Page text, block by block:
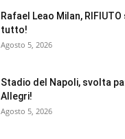
Rafael Leao Milan,
tutto!
Agosto 5, 2026
Stadio del Napoli, svolta
Allegri!
Agosto 5, 2026